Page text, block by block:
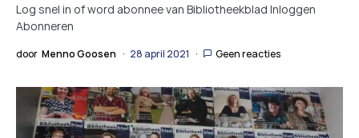
Log snel in of word abonnee van Bibliotheekblad Inloggen
Abonneren
door Menno Goosen 28 april 2021 Geen reacties